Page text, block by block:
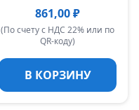
861,00 ₽
(По счету с НДС 22% или по
QR-коду)
В КОРЗИНУ